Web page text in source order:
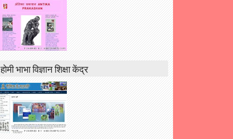
होमी भाभा विज्ञान शिक्षा केंद्र